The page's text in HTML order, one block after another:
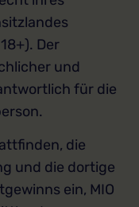
Der
und
für die
die
und die dortige
ein, MIO